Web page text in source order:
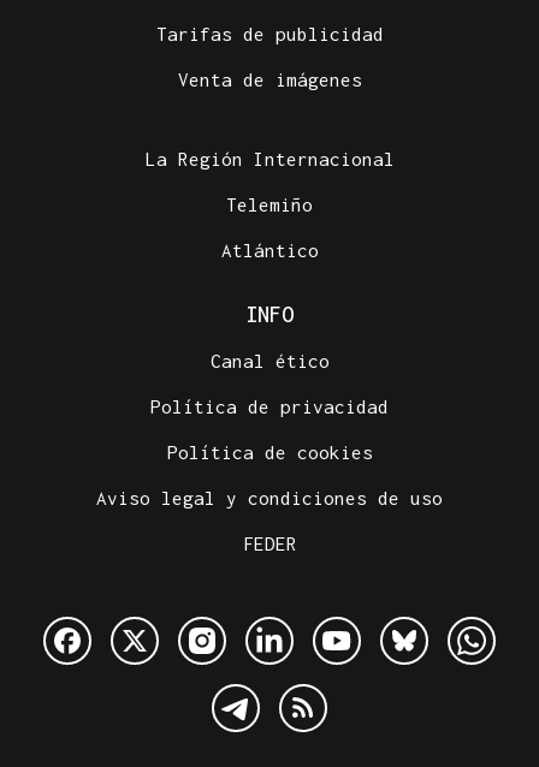
Tarifas de publicidad
Venta de imágenes
La Región Internacional
Telemiño
Atlántico
INFO
Canal ético
Política de privacidad
Política de cookies
Aviso legal y condiciones de uso
FEDER